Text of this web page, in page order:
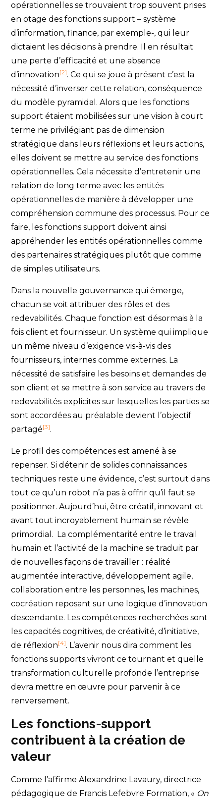
opérationnelles se trouvaient trop souvent prises
en otage des fonctions support – système
d’information, finance, par exemple-, qui leur
dictaient les décisions à prendre. Il en résultait
une perte d’efficacité et une absence
d’innovation[2]. Ce qui se joue à présent c’est la
nécessité d’inverser cette relation, conséquence
du modèle pyramidal. Alors que les fonctions
support étaient mobilisées sur une vision à court
terme ne privilégiant pas de dimension
stratégique dans leurs réflexions et leurs actions,
elles doivent se mettre au service des fonctions
opérationnelles. Cela nécessite d’entretenir une
relation de long terme avec les entités
opérationnelles de manière à développer une
compréhension commune des processus. Pour ce
faire, les fonctions support doivent ainsi
appréhender les entités opérationnelles comme
des partenaires stratégiques plutôt que comme
de simples utilisateurs.
Dans la nouvelle gouvernance qui émerge,
chacun se voit attribuer des rôles et des
redevabilités. Chaque fonction est désormais à la
fois client et fournisseur. Un système qui implique
un même niveau d’exigence vis-à-vis des
fournisseurs, internes comme externes. La
nécessité de satisfaire les besoins et demandes de
son client et se mettre à son service au travers de
redevabilités explicites sur lesquelles les parties se
sont accordées au préalable devient l’objectif
partagé[3].
Le profil des compétences est amené à se
repenser. Si détenir de solides connaissances
techniques reste une évidence, c’est surtout dans
tout ce qu’un robot n’a pas à offrir qu’il faut se
positionner. Aujourd’hui, être créatif, innovant et
avant tout incroyablement humain se révèle
primordial. La complémentarité entre le travail
humain et l’activité de la machine se traduit par
de nouvelles façons de travailler : réalité
augmentée interactive, développement agile,
collaboration entre les personnes, les machines,
cocréation reposant sur une logique d’innovation
descendante. Les compétences recherchées sont
les capacités cognitives, de créativité, d’initiative,
de réflexion[4]. L’avenir nous dira comment les
fonctions supports vivront ce tournant et quelle
transformation culturelle profonde l’entreprise
devra mettre en œuvre pour parvenir à ce
renversement.
Les fonctions-support
contribuent à la création de
valeur
Comme l’affirme Alexandrine Lavaury, directrice
pédagogique de Francis Lefebvre Formation, « On